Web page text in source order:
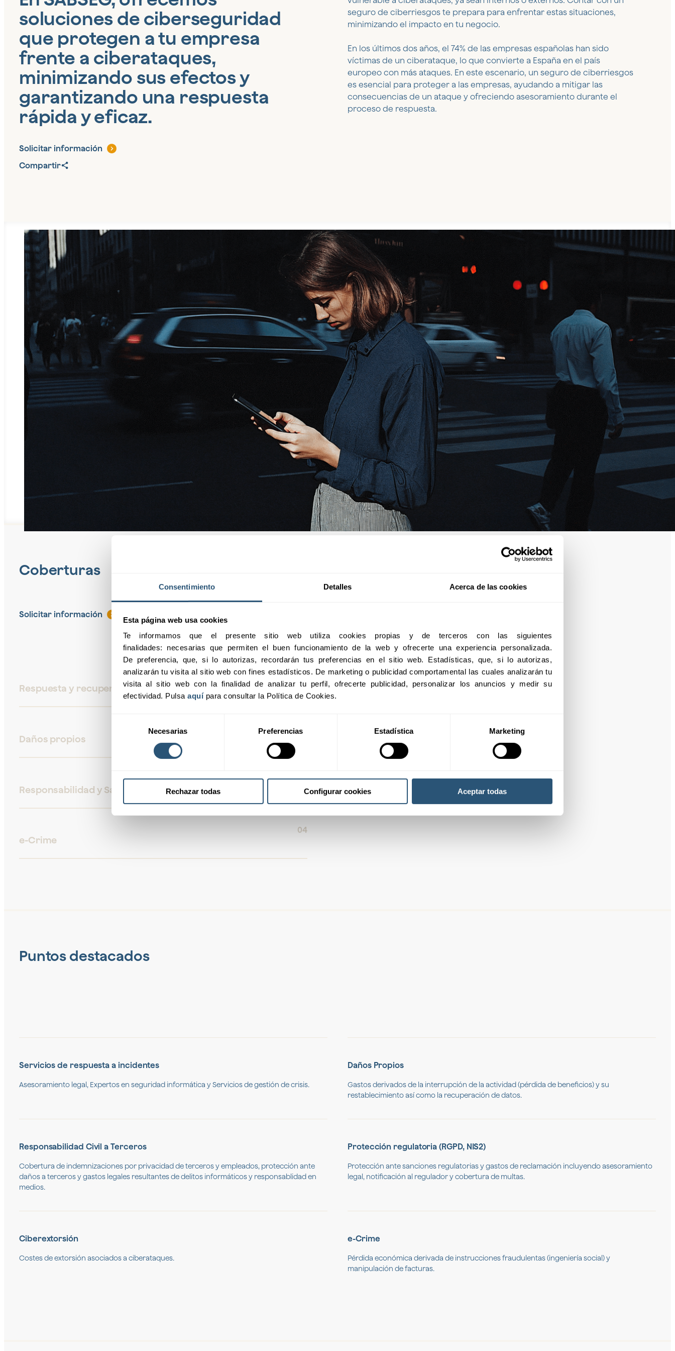
Consentimiento Detalles Acerca de las cookies
Esta página web usa cookies
Te informamos que el presente sitio web utiliza cookies propias y de terceros con las siguientes
finalidades: necesarias que permiten el buen funcionamiento de la web y ofrecerte una experiencia personalizada.
De preferencia, que, si lo autorizas, recordarán tus preferencias en el sitio web. Estadísticas, que, si lo autorizas,
analizarán tu visita al sitio web con fines estadísticos. De marketing o publicidad comportamental las cuales analizarán tu
visita al sitio web con la finalidad de analizar tu perfil, ofrecerte publicidad, personalizar los anuncios y medir su
efectividad. Pulsa aquí para consultar la Política de Cookies.
consentimiento
Necesarias Preferencias Estadística Marketing
Rechazar todas Configurar cookies Aceptar todas
soluciones de ciberseguridad
que protegen a tu empresa
frente a ciberataques,
minimizando sus efectos y
garantizando una respuesta
rápida y eficaz.
Solicitar información
Compartir
seguro de ciberriesgos te prepara para enfrentar estas situaciones,
minimizando el impacto en tu negocio.
En los últimos dos años, el 74% de las empresas españolas han sido
víctimas de un ciberataque, lo que convierte a España en el país
europeo con más ataques. En este escenario, un seguro de ciberriesgos
es esencial para proteger a las empresas, ayudando a mitigar las
consecuencias de un ataque y ofreciendo asesoramiento durante el
proceso de respuesta.
Coberturas
Solicitar información
Respuesta y recuperación "primera respuesta"
02
Daños propios
03
Responsabilidad y Sanciones
04
e-Crime
Puntos destacados
Servicios de respuesta a incidentes
Asesoramiento legal, Expertos en seguridad informática y Servicios de gestión de crisis.
Daños Propios
Gastos derivados de la interrupción de la actividad (pérdida de beneficios) y su
restablecimiento así como la recuperación de datos.
Responsabilidad Civil a Terceros
Cobertura de indemnizaciones por privacidad de terceros y empleados, protección ante
daños a terceros y gastos legales resultantes de delitos informáticos y responsablidad en
medios.
Protección regulatoria (RGPD, NIS2)
Protección ante sanciones regulatorias y gastos de reclamación incluyendo asesoramiento
legal, notificación al regulador y cobertura de multas.
Ciberextorsión
Costes de extorsión asociados a ciberataques.
e-Crime
Pérdida económica derivada de instrucciones fraudulentas (ingeniería social) y
manipulación de facturas.